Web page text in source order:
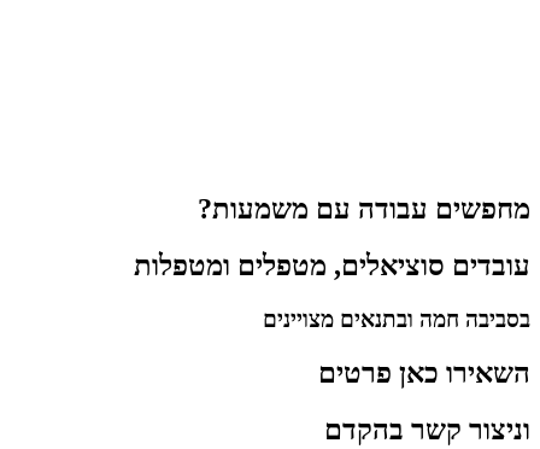
מחפשים עבודה עם משמעות?
עובדים סוציאלים, מטפלים ומטפלות
בסביבה חמה ובתנאים מצויינים
השאירו כאן פרטים
וניצור קשר בהקדם